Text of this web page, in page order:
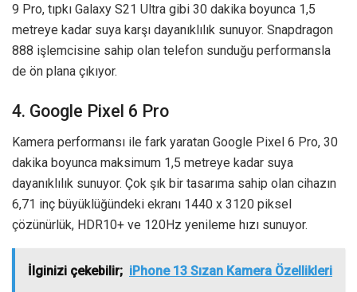
9 Pro, tıpkı Galaxy S21 Ultra gibi 30 dakika boyunca 1,5
metreye kadar suya karşı dayanıklılık sunuyor. Snapdragon
888 işlemcisine sahip olan telefon sunduğu performansla
de ön plana çıkıyor.
4. Google Pixel 6 Pro
Kamera performansı ile fark yaratan Google Pixel 6 Pro, 30
dakika boyunca maksimum 1,5 metreye kadar suya
dayanıklılık sunuyor. Çok şık bir tasarıma sahip olan cihazın
6,71 inç büyüklüğündeki ekranı 1440 x 3120 piksel
çözünürlük, HDR10+ ve 120Hz yenileme hızı sunuyor.
İlginizi çekebilir; iPhone 13 Sızan Kamera Özellikleri